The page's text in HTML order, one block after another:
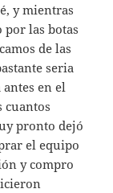
y mientras
las botas
de las
seria
en el
cuantos
pronto dejó
el equipo
y compro